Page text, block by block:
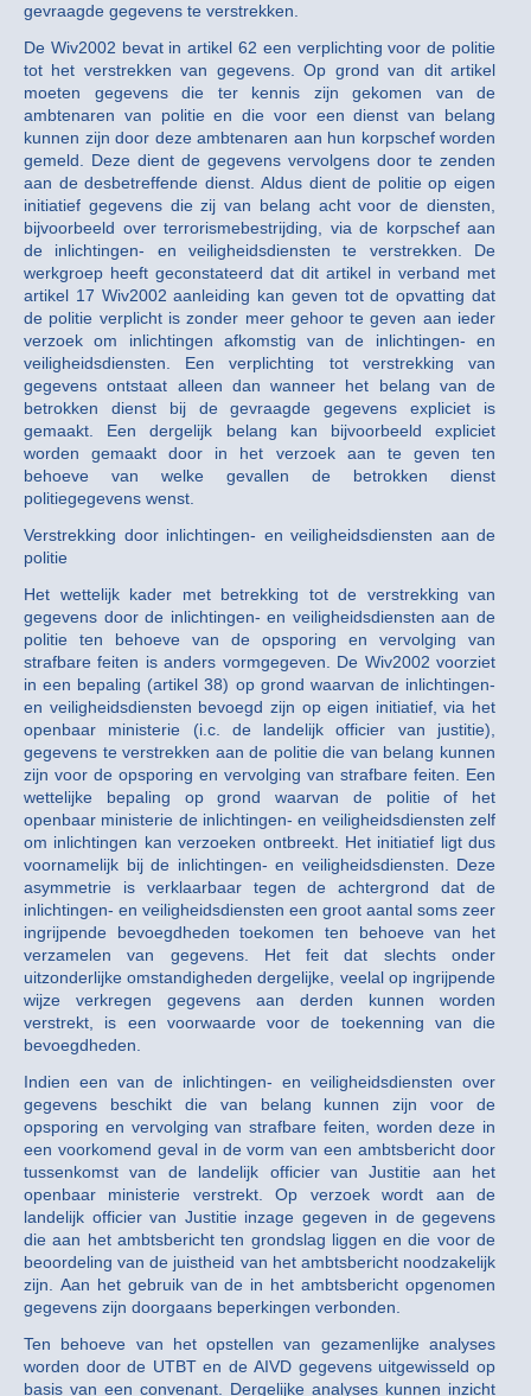
gevraagde gegevens te verstrekken.
De Wiv2002 bevat in artikel 62 een verplichting voor de politie
tot het verstrekken van gegevens. Op grond van dit artikel
moeten gegevens die ter kennis zijn gekomen van de
ambtenaren van politie en die voor een dienst van belang
kunnen zijn door deze ambtenaren aan hun korpschef worden
gemeld. Deze dient de gegevens vervolgens door te zenden
aan de desbetreffende dienst. Aldus dient de politie op eigen
initiatief gegevens die zij van belang acht voor de diensten,
bijvoorbeeld over terrorismebestrijding, via de korpschef aan
de inlichtingen- en veiligheidsdiensten te verstrekken. De
werkgroep heeft geconstateerd dat dit artikel in verband met
artikel 17 Wiv2002 aanleiding kan geven tot de opvatting dat
de politie verplicht is zonder meer gehoor te geven aan ieder
verzoek om inlichtingen afkomstig van de inlichtingen- en
veiligheidsdiensten. Een verplichting tot verstrekking van
gegevens ontstaat alleen dan wanneer het belang van de
betrokken dienst bij de gevraagde gegevens expliciet is
gemaakt. Een dergelijk belang kan bijvoorbeeld expliciet
worden gemaakt door in het verzoek aan te geven ten
behoeve van welke gevallen de betrokken dienst
politiegegevens wenst.
Verstrekking door inlichtingen- en veiligheidsdiensten aan de
politie
Het wettelijk kader met betrekking tot de verstrekking van
gegevens door de inlichtingen- en veiligheidsdiensten aan de
politie ten behoeve van de opsporing en vervolging van
strafbare feiten is anders vormgegeven. De Wiv2002 voorziet
in een bepaling (artikel 38) op grond waarvan de inlichtingen-
en veiligheidsdiensten bevoegd zijn op eigen initiatief, via het
openbaar ministerie (i.c. de landelijk officier van justitie),
gegevens te verstrekken aan de politie die van belang kunnen
zijn voor de opsporing en vervolging van strafbare feiten. Een
wettelijke bepaling op grond waarvan de politie of het
openbaar ministerie de inlichtingen- en veiligheidsdiensten zelf
om inlichtingen kan verzoeken ontbreekt. Het initiatief ligt dus
voornamelijk bij de inlichtingen- en veiligheidsdiensten. Deze
asymmetrie is verklaarbaar tegen de achtergrond dat de
inlichtingen- en veiligheidsdiensten een groot aantal soms zeer
ingrijpende bevoegdheden toekomen ten behoeve van het
verzamelen van gegevens. Het feit dat slechts onder
uitzonderlijke omstandigheden dergelijke, veelal op ingrijpende
wijze verkregen gegevens aan derden kunnen worden
verstrekt, is een voorwaarde voor de toekenning van die
bevoegdheden.
Indien een van de inlichtingen- en veiligheidsdiensten over
gegevens beschikt die van belang kunnen zijn voor de
opsporing en vervolging van strafbare feiten, worden deze in
een voorkomend geval in de vorm van een ambtsbericht door
tussenkomst van de landelijk officier van Justitie aan het
openbaar ministerie verstrekt. Op verzoek wordt aan de
landelijk officier van Justitie inzage gegeven in de gegevens
die aan het ambtsbericht ten grondslag liggen en die voor de
beoordeling van de juistheid van het ambtsbericht noodzakelijk
zijn. Aan het gebruik van de in het ambtsbericht opgenomen
gegevens zijn doorgaans beperkingen verbonden.
Ten behoeve van het opstellen van gezamenlijke analyses
worden door de UTBT en de AIVD gegevens uitgewisseld op
basis van een convenant. Dergelijke analyses kunnen inzicht